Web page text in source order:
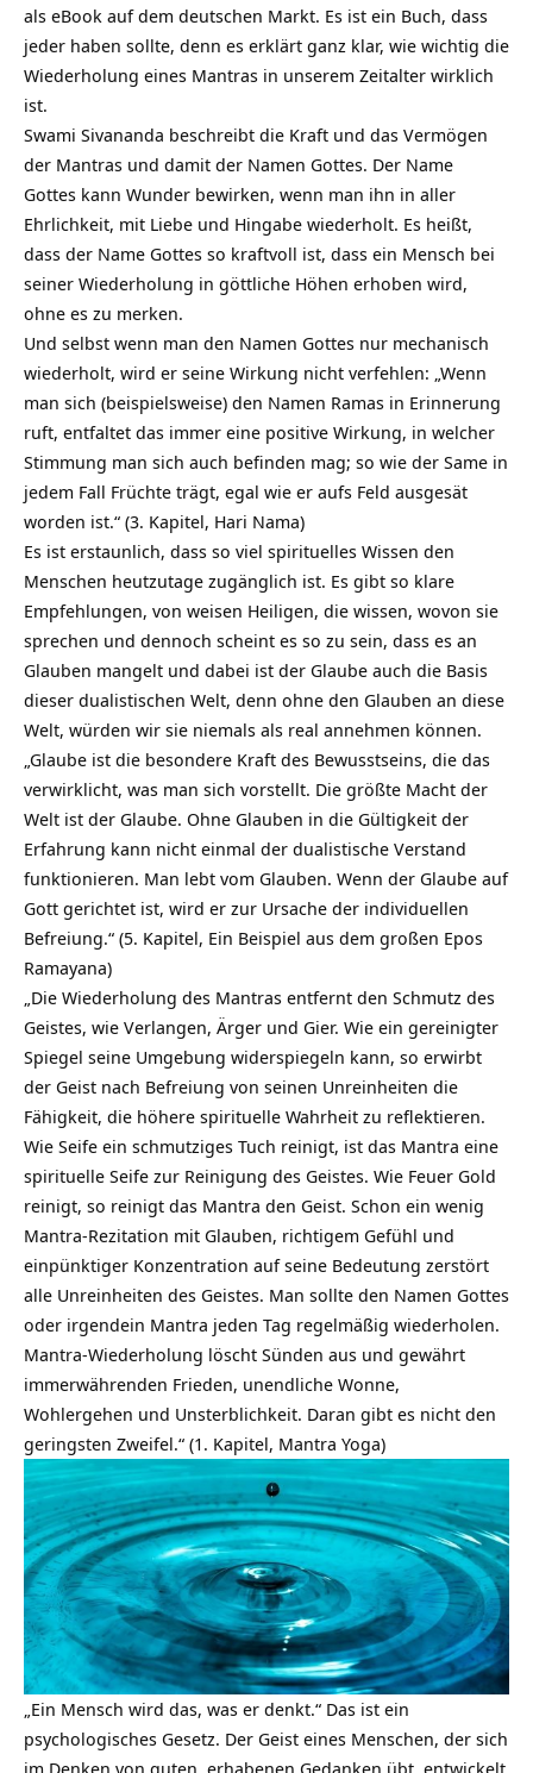
als eBook auf dem deutschen Markt. Es ist ein Buch, dass
jeder haben sollte, denn es erklärt ganz klar, wie wichtig die
Wiederholung eines Mantras in unserem Zeitalter wirklich
ist.
Swami Sivananda beschreibt die Kraft und das Vermögen
der Mantras und damit der Namen Gottes. Der Name
Gottes kann Wunder bewirken, wenn man ihn in aller
Ehrlichkeit, mit Liebe und Hingabe wiederholt. Es heißt,
dass der Name Gottes so kraftvoll ist, dass ein Mensch bei
seiner Wiederholung in göttliche Höhen erhoben wird,
ohne es zu merken.
Und selbst wenn man den Namen Gottes nur mechanisch
wiederholt, wird er seine Wirkung nicht verfehlen: „Wenn
man sich (beispielsweise) den Namen Ramas in Erinnerung
ruft, entfaltet das immer eine positive Wirkung, in welcher
Stimmung man sich auch befinden mag; so wie der Same in
jedem Fall Früchte trägt, egal wie er aufs Feld ausgesät
worden ist.“ (3. Kapitel, Hari Nama)
Es ist erstaunlich, dass so viel spirituelles Wissen den
Menschen heutzutage zugänglich ist. Es gibt so klare
Empfehlungen, von weisen Heiligen, die wissen, wovon sie
sprechen und dennoch scheint es so zu sein, dass es an
Glauben mangelt und dabei ist der Glaube auch die Basis
dieser dualistischen Welt, denn ohne den Glauben an diese
Welt, würden wir sie niemals als real annehmen können.
„Glaube ist die besondere Kraft des Bewusstseins, die das
verwirklicht, was man sich vorstellt. Die größte Macht der
Welt ist der Glaube. Ohne Glauben in die Gültigkeit der
Erfahrung kann nicht einmal der dualistische Verstand
funktionieren. Man lebt vom Glauben. Wenn der Glaube auf
Gott gerichtet ist, wird er zur Ursache der individuellen
Befreiung.“ (5. Kapitel, Ein Beispiel aus dem großen Epos
Ramayana)
„Die Wiederholung des Mantras entfernt den Schmutz des
Geistes, wie Verlangen, Ärger und Gier. Wie ein gereinigter
Spiegel seine Umgebung widerspiegeln kann, so erwirbt
der Geist nach Befreiung von seinen Unreinheiten die
Fähigkeit, die höhere spirituelle Wahrheit zu reflektieren.
Wie Seife ein schmutziges Tuch reinigt, ist das Mantra eine
spirituelle Seife zur Reinigung des Geistes. Wie Feuer Gold
reinigt, so reinigt das Mantra den Geist. Schon ein wenig
Mantra-Rezitation mit Glauben, richtigem Gefühl und
einpünktiger Konzentration auf seine Bedeutung zerstört
alle Unreinheiten des Geistes. Man sollte den Namen Gottes
oder irgendein Mantra jeden Tag regelmäßig wiederholen.
Mantra-Wiederholung löscht Sünden aus und gewährt
immerwährenden Frieden, unendliche Wonne,
Wohlergehen und Unsterblichkeit. Daran gibt es nicht den
geringsten Zweifel.“ (1. Kapitel, Mantra Yoga)
„Ein Mensch wird das, was er denkt.“ Das ist ein
psychologisches Gesetz. Der Geist eines Menschen, der sich
im Denken von guten, erhabenen Gedanken übt, entwickelt